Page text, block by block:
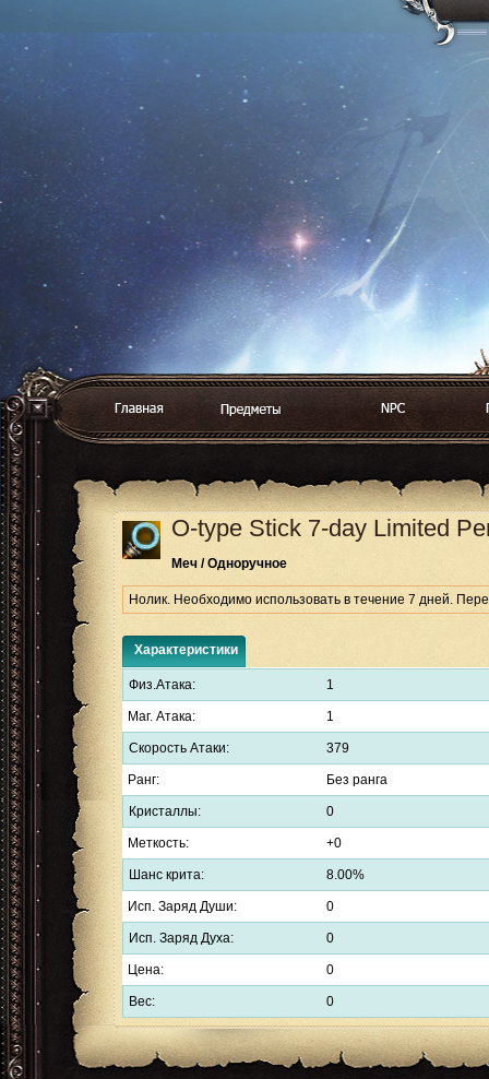
O-type Stick 7-day Limited
Меч / Одноручное
Нолик. Необходимо использовать в течение 7 дней.
Характеристики
Физ.Атака: 1
Маг. Атака: 1
Скорость Атаки: 379
Ранг: Без ранга
Кристаллы: 0
Меткость: +0
Шанс крита: 8.00%
Исп. Заряд Души: 0
Исп. Заряд Духа: 0
Цена: 0
Вес: 0